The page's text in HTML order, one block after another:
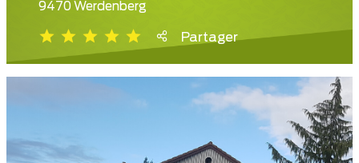
9470 Werdenberg
Partager